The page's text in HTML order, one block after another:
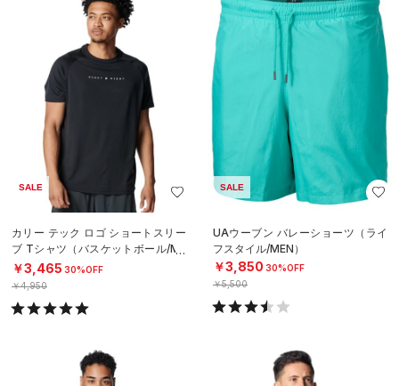
SALE
カリー テック ロゴ ショートスリー
ブ Tシャツ（バスケットボール/ME
N）
￥3,465 30%OFF
￥4,950
SALE
UAウーブン バレーショーツ（ライ
フスタイル/MEN）
￥3,850 30%OFF
￥5,500